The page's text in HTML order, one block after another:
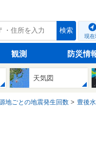
検索
現在
観測 防災情
天気図
地ごとの地震発生回数 豊後